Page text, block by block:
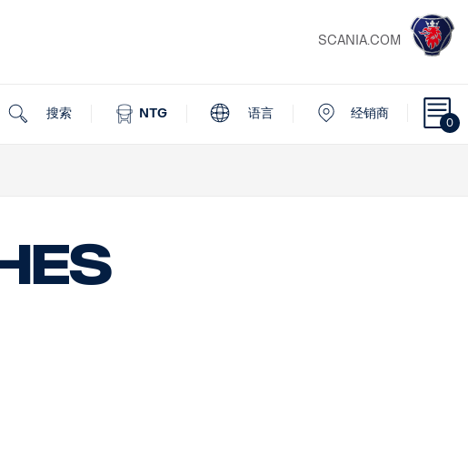
SCANIA.COM
0
搜索 NTG 语言 经销商